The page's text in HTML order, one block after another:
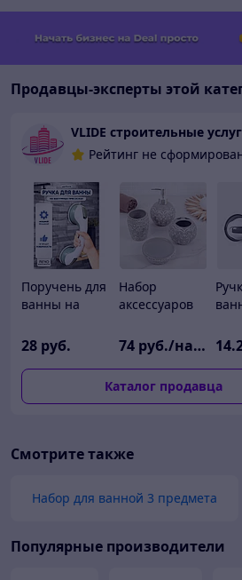
Продавцы-эксперты этой
Рейтинг не
Поручень для
ванны на
присоске
«Комфорт
Плюс»,
28 руб.
Набор
аксессуаров
комнаты
Доляна «Розы.
Узор», 4
предмета
стакана)
74 руб./набор 14
Каталог продавца
Смотрите также
Набор для ванной 3 предмета
Популярные производители